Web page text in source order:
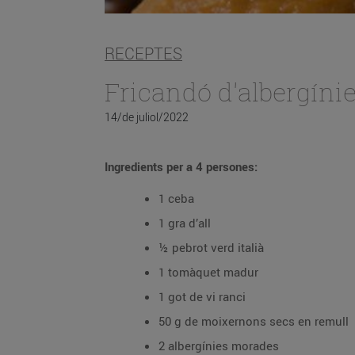
RECEPTES
Fricandó
14/de juliol/2022
Ingredients per a 4 persones:
1 ceba
1 gra d’all
½ pebrot verd italià
1 tomàquet madur
1 got de vi ranci
50 g de moixernons secs en remull
2 albergínies morades